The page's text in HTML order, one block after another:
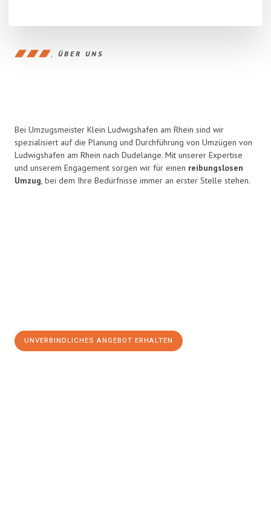
ÜBER UNS
Bei Umzugsmeister Klein Ludwigshafen am Rhein sind wir
spezialisiert auf die Planung und Durchführung von Umzügen von
Ludwigshafen am Rhein nach Dudelange. Mit unserer Expertise
und unserem Engagement sorgen wir für einen reibungslosen
Umzug, bei dem Ihre Bedürfnisse immer an erster Stelle stehen.
UNVERBINDLICHES ANGEBOT ERHALTEN